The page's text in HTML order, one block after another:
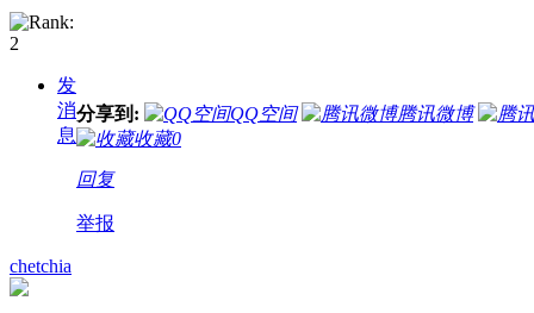
发
消
息
分享到: QQ空间
腾讯微博
收藏0
回复
举报
chetchia